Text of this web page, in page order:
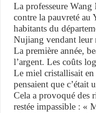
La professeure
contre la pauvreté au
habitants du
Nujiang vendant leur
La première année,
l’argent. Les coûts
Le miel cristallisait
pensaient que c’était
Cela a provoqué des
restée impassible : «